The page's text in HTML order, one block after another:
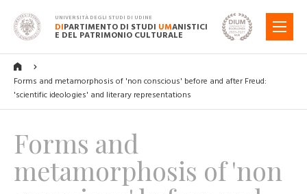
UNIVERSITÀ DEGLI STUDI DI UDINE
DIPARTIMENTO DI STUDI UMANISTICI
E DEL PATRIMONIO CULTURALE
MENU
Forms and metamorphosis of 'non conscious' before and after Freud:
'scientific ideologies' and literary representations
Forms and
metamorphosis of 'non